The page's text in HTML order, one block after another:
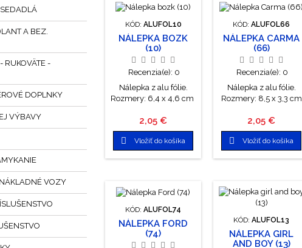
A BEZ.
RUKOVÄTE -
DOPLNKY
VÝBAVY
VOZY
KÓD: ALUFOL10
NÁLEPKA BOZK
(10)
Recenzia(e): 0
Nálepka z alu fólie.
Rozmery: 6,4 x 4,6 cm
Cena
2,05 €
 Vložiť do košíka
KÓD: ALUFOL66
NÁLEPKA CARMA
(66)
Recenzia(e): 0
Nálepka z alu fólie.
Rozmery: 8,5 x 3,3 cm
Cena
2,05 €
 Vložiť do košíka
KÓD: ALUFOL74
NÁLEPKA FORD
(74)
KÓD: ALUFOL13
NÁLEPKA GIRL
AND BOY (13)